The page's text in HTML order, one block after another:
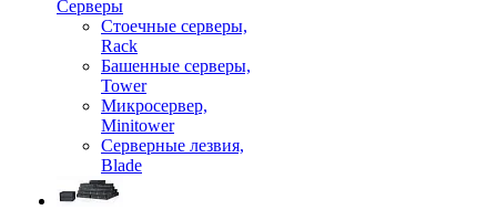
Серверы
Стоечные серверы,
Rack
Башенные серверы,
Tower
Микросервер,
Minitower
Серверные лезвия,
Blade